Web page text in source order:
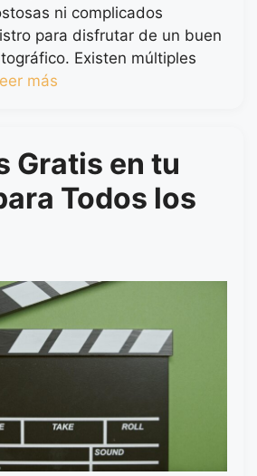
ni complicados
para disfrutar de un buen
Existen múltiples
más
Gratis en tu
Todos los